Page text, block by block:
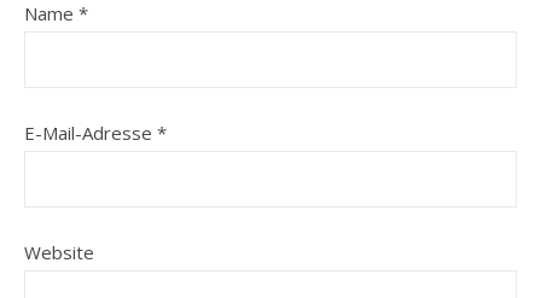
Name *
E-Mail-Adresse *
Website